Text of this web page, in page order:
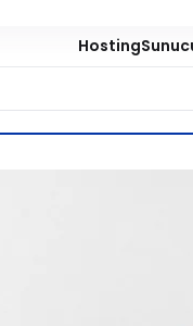
Hosting
ve Nasıl Öğrenilir?